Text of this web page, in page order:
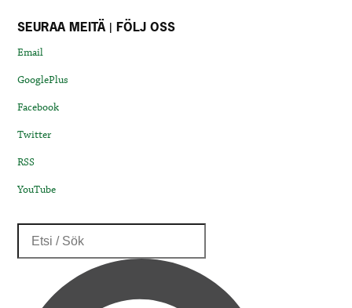
SEURAA MEITÄ | FÖLJ OSS
Email
GooglePlus
Facebook
Twitter
RSS
YouTube